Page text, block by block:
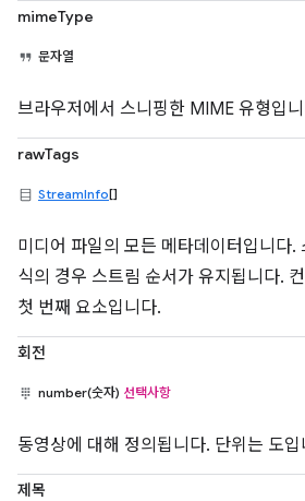
mimeType
문자열
브라우저에서 스니핑한 MIME 유형입
rawTags
StreamInfo[]
미디어 파일의 모든 메타데이터입니다.
식의 경우 스트림 순서가 유지됩니다.
첫 번째 요소입니다.
회전
number(숫자) 선택사항
동영상에 대해 정의됩니다. 단위는 도입
제목